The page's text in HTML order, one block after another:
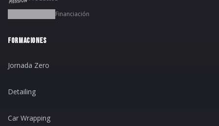
Financiación
FORMACIONES
Jornada Zero
Detailing
Car Wrapping